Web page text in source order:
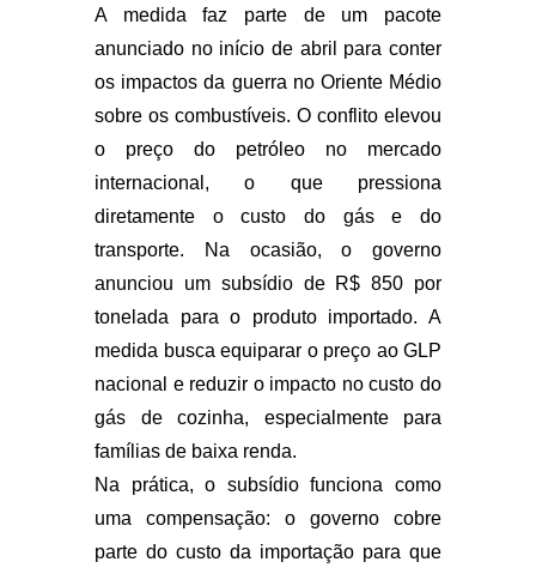
A medida faz parte de um pacote
anunciado no início de abril para conter
os impactos da guerra no Oriente Médio
sobre os combustíveis. O conflito elevou
o preço do petróleo no mercado
internacional, o que pressiona
diretamente o custo do gás e do
transporte. Na ocasião, o governo
anunciou um subsídio de R$ 850 por
tonelada para o produto importado. A
medida busca equiparar o preço ao GLP
nacional e reduzir o impacto no custo do
gás de cozinha, especialmente para
famílias de baixa renda.
Na prática, o subsídio funciona como
uma compensação: o governo cobre
parte do custo da importação para que